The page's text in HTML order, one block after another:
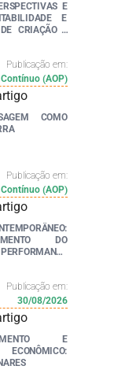
E
E
CRIAÇÃO -
Publicação em:
(AOP)
COMO
Publicação em:
(AOP)
DO
Publicação em:
30/08/2026
E